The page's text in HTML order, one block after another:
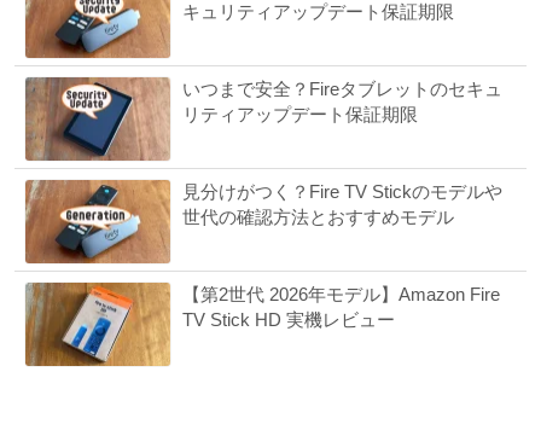
キュリティアップデート保証期限
いつまで安全？Fireタブレットのセキュ
リティアップデート保証期限
見分けがつく？Fire TV Stickのモデルや
世代の確認方法とおすすめモデル
【第2世代 2026年モデル】Amazon Fire
TV Stick HD 実機レビュー